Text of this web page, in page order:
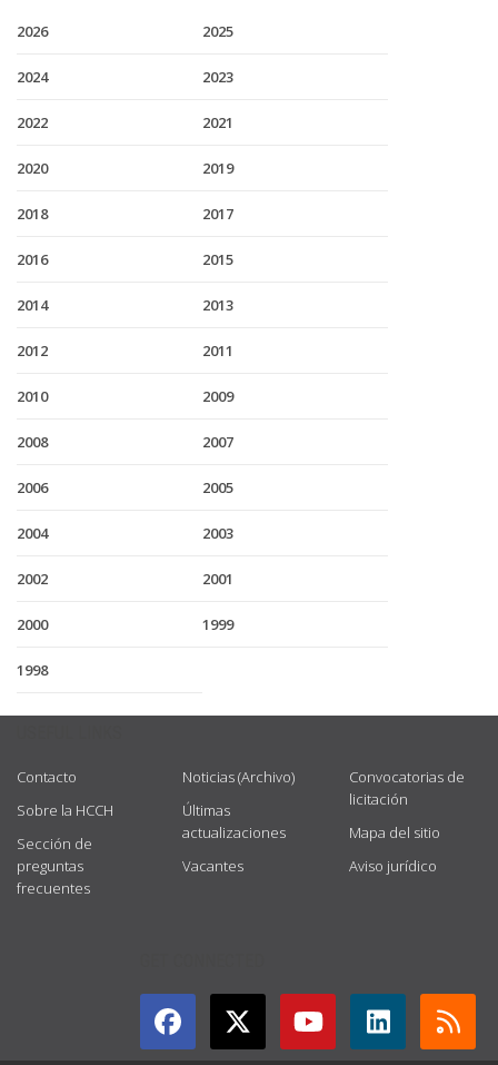
2026 2025
2024 2023
2022 2021
2020 2019
2018 2017
2016 2015
2014 2013
2012 2011
2010 2009
2008 2007
2006 2005
2004 2003
2002 2001
2000 1999
1998
Contacto
Sobre la HCCH
Sección de
preguntas
frecuentes
Noticias (Archivo)
Últimas
actualizaciones
Vacantes
Convocatorias de
licitación
Mapa del sitio
Aviso jurídico